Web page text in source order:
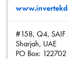
#158, Q4, SAIF
Sharjah, UAE
PO Box: 122702